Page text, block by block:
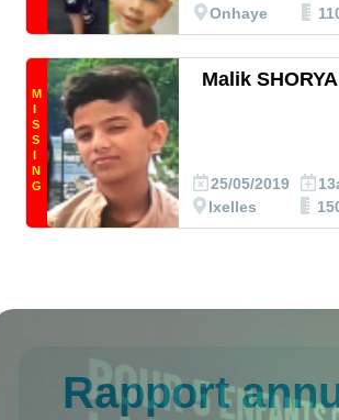
Onhaye
M
I
S
S
I
N
G
Malik SHORYA
25/05/2019
Ixelles
Rapport